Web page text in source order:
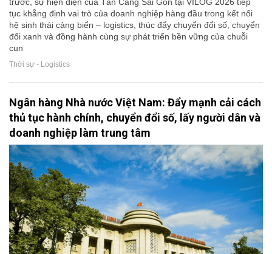
tục khẳng định vai trò của doanh nghiệp hàng đầu trong kết nối
hệ sinh thái cảng biển – logistics, thúc đẩy chuyển đổi số, chuyển
đổi xanh và đồng hành cùng sự phát triển bền vững của chuỗi
cun
Thời sự - Logistics
Ngân hàng Nhà nước Việt Nam: Đẩy mạnh cải cách
thủ tục hành chính, chuyển đổi số, lấy người dân và
doanh nghiệp làm trung tâm